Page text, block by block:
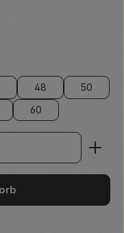
48
50
60
Wert ein